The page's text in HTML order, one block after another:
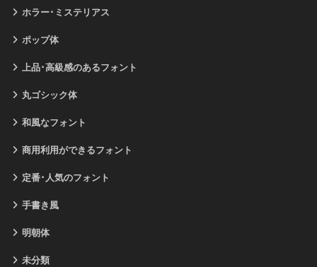
ホラー･ミステリアス
ポップ体
上品･高級感のあるフォント
丸ゴシック体
和風なフォント
商用利用ができるフォント
定番･人気のフォント
手書き風
明朝体
未分類